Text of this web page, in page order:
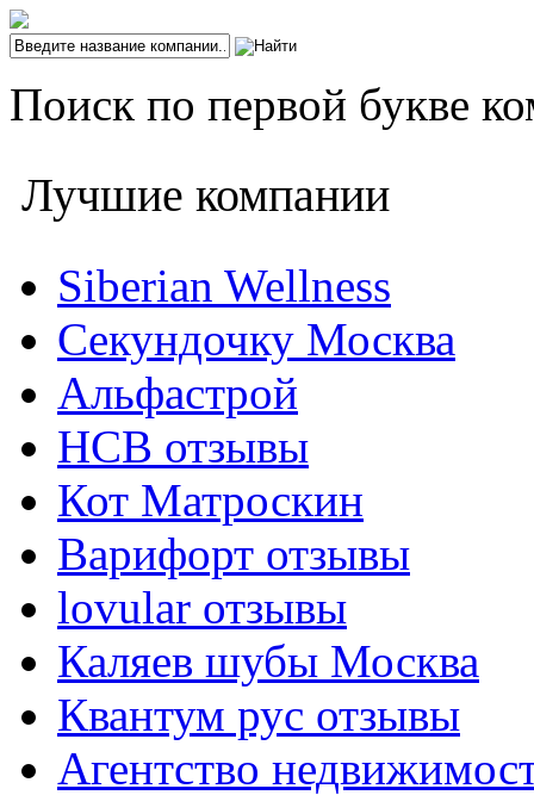
Поиск по первой букве
Лучшие компании
Siberian Wellness
Секундочку Москва
Альфастрой
НСВ отзывы
Кот Матроскин
Варифорт отзывы
lovular отзывы
Каляев шубы Москва
Квантум рус отзывы
Агентство